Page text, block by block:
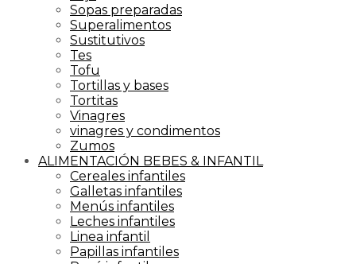
Sopas preparadas
Superalimentos
Sustitutivos
Tes
Tofu
Tortillas y bases
Tortitas
Vinagres
vinagres y condimentos
Zumos
ALIMENTACIÓN BEBES & INFANTIL
Cereales infantiles
Galletas infantiles
Menús infantiles
Leches infantiles
Linea infantil
Papillas infantiles